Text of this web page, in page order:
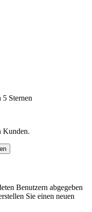
Sternen
Kunden.
Benutzern abgegeben
Sie einen neuen